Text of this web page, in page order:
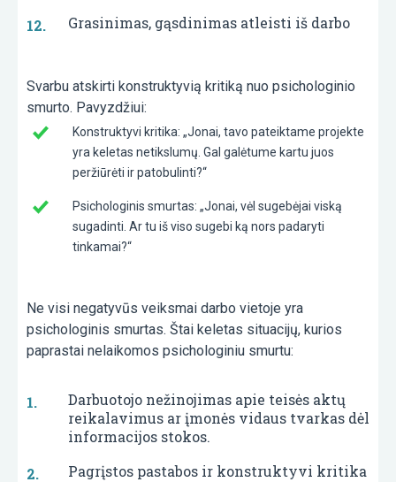
Grasinimas, gąsdinimas atleisti iš darbo
Svarbu atskirti konstruktyvią kritiką nuo psichologinio
smurto. Pavyzdžiui:
Konstruktyvi kritika: „Jonai, tavo pateiktame projekte
yra keletas netikslumų. Gal galėtume kartu juos
peržiūrėti ir patobulinti?“
Psichologinis smurtas: „Jonai, vėl sugebėjai viską
sugadinti. Ar tu iš viso sugebi ką nors padaryti
tinkamai?“
Ne visi negatyvūs veiksmai darbo vietoje yra
psichologinis smurtas. Štai keletas situacijų, kurios
paprastai nelaikomos psichologiniu smurtu:
Darbuotojo nežinojimas apie teisės aktų
reikalavimus ar įmonės vidaus tvarkas dėl
informacijos stokos.
Pagrįstos pastabos ir konstruktyvi kritika